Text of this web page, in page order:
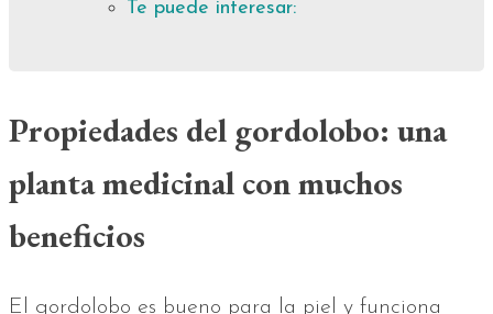
Te puede interesar:
Propiedades del gordolobo: una
planta medicinal con muchos
beneficios
El gordolobo es bueno para la piel y funciona